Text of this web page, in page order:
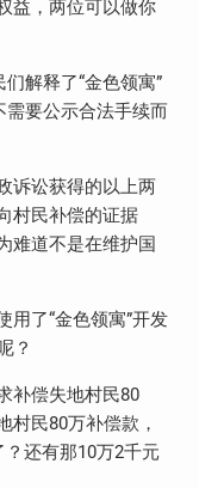
益，两位可以做你
解释了“金色领寓”
需要公示合法手续而
诉讼获得的以上两
村民补偿的证据
难道不是在维护国
用了“金色领寓”开发
？
补偿失地村民80
村民80万补偿款，
还有那10万2千元